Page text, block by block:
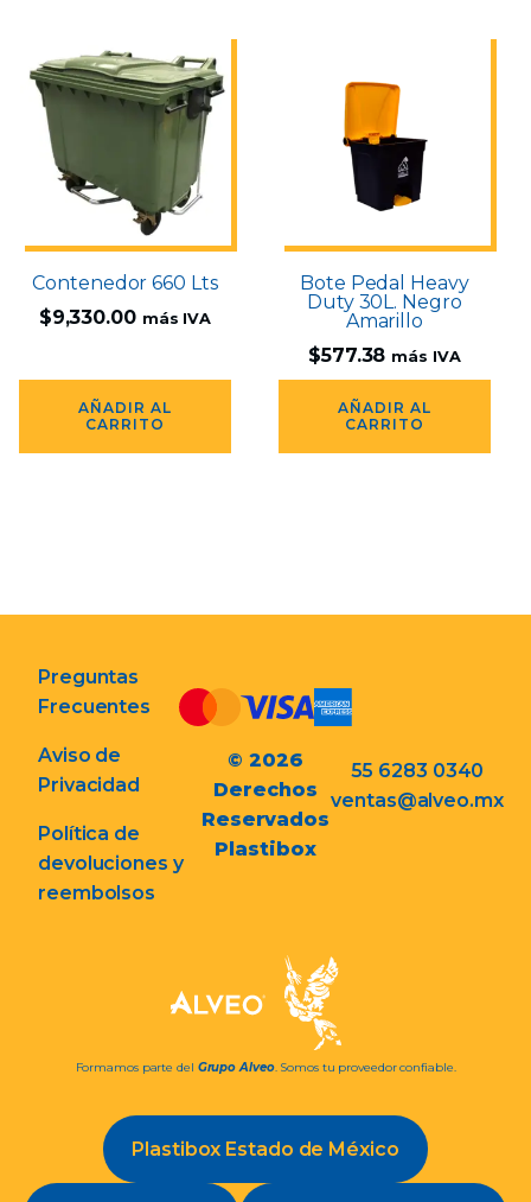
Contenedor 660 Lts
$9,330.00 más IVA
AÑADIR AL
CARRITO
Bote Pedal Heavy
Duty 30L. Negro
Amarillo
$577.38 más IVA
AÑADIR AL
CARRITO
Preguntas
Frecuentes
Aviso de
Privacidad
Política de
devoluciones y
reembolsos
© 2026
Derechos
Reservados
Plastibox
55 6283 0340
ventas@alveo.mx
Formamos parte del Grupo Alveo. Somos tu proveedor confiable.
Plastibox Estado de México